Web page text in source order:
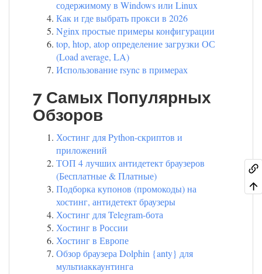
содержимому в Windows или Linux
Как и где выбрать прокси в 2026
Nginx простые примеры конфигурации
top, htop, atop определение загрузки ОС
(Load average, LA)
Использование rsync в примерах
7 Самых Популярных
Обзоров
Хостинг для Python-скриптов и
приложений
ТОП 4 лучших антидетект браузеров
(Бесплатные & Платные)
Подборка купонов (промокоды) на
хостинг, антидетект браузеры
Хостинг для Telegram-бота
Хостинг в России
Хостинг в Европе
Обзор браузера Dolphin {anty} для
мультиаккаунтинга